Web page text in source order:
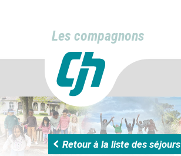
Les compagnons
Retour à la liste des séjours